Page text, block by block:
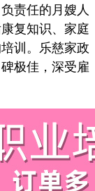
责任的月嫂人
复知识、家庭
训。乐慈家政
极佳，深受雇